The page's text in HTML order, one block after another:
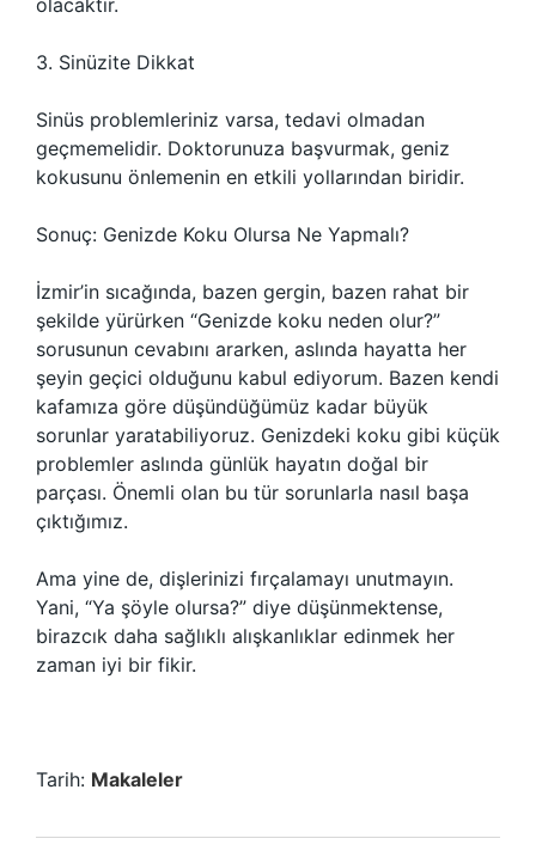
olacaktır.
3. Sinüzite Dikkat
Sinüs problemleriniz varsa, tedavi olmadan
geçmemelidir. Doktorunuza başvurmak, geniz
kokusunu önlemenin en etkili yollarından biridir.
Sonuç: Genizde Koku Olursa Ne Yapmalı?
İzmir’in sıcağında, bazen gergin, bazen rahat bir
şekilde yürürken “Genizde koku neden olur?”
sorusunun cevabını ararken, aslında hayatta her
şeyin geçici olduğunu kabul ediyorum. Bazen kendi
kafamıza göre düşündüğümüz kadar büyük
sorunlar yaratabiliyoruz. Genizdeki koku gibi küçük
problemler aslında günlük hayatın doğal bir
parçası. Önemli olan bu tür sorunlarla nasıl başa
çıktığımız.
Ama yine de, dişlerinizi fırçalamayı unutmayın.
Yani, “Ya şöyle olursa?” diye düşünmektense,
birazcık daha sağlıklı alışkanlıklar edinmek her
zaman iyi bir fikir.
Tarih: Makaleler